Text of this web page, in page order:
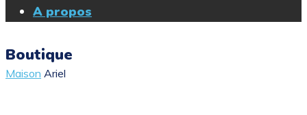
A propos
Boutique
Maison Ariel